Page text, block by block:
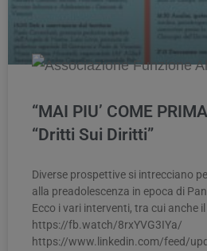
“MAI PIU’ COME
“Dritti Sui Diritti”
Diverse prospettive si intrecciano
alla preadolescenza in epoca di
Ecco i vari interventi, tra cui anche il
https://fb.watch/8rxYVG3IYa/ ​
https://www.linkedin.com/feed/